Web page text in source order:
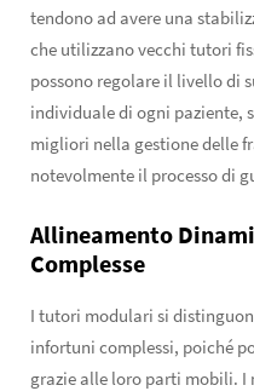
tendono ad avere una
che utilizzano vecchi tutori
possono regolare il livello di
individuale di ogni paziente,
migliori nella gestione delle
notevolmente il processo di
Allineamento
Complesse
I tutori modulari si
infortuni complessi, poiché
grazie alle loro parti mobili. I